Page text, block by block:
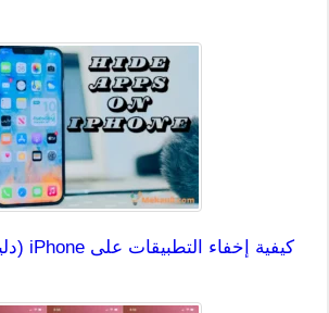
كيفية إخفاء التطبيقات على iPhone (دليل شامل)